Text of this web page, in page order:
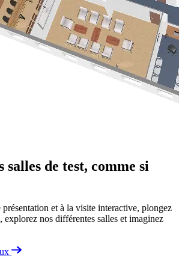
client : 9m²
salles de test, comme si
et à la visite interactive, plongez
nos différentes salles et imaginez